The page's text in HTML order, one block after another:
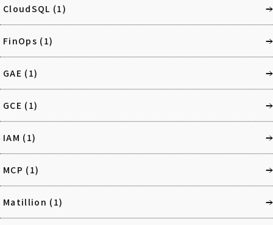
CloudSQL (1)
FinOps (1)
GAE (1)
GCE (1)
IAM (1)
MCP (1)
Matillion (1)